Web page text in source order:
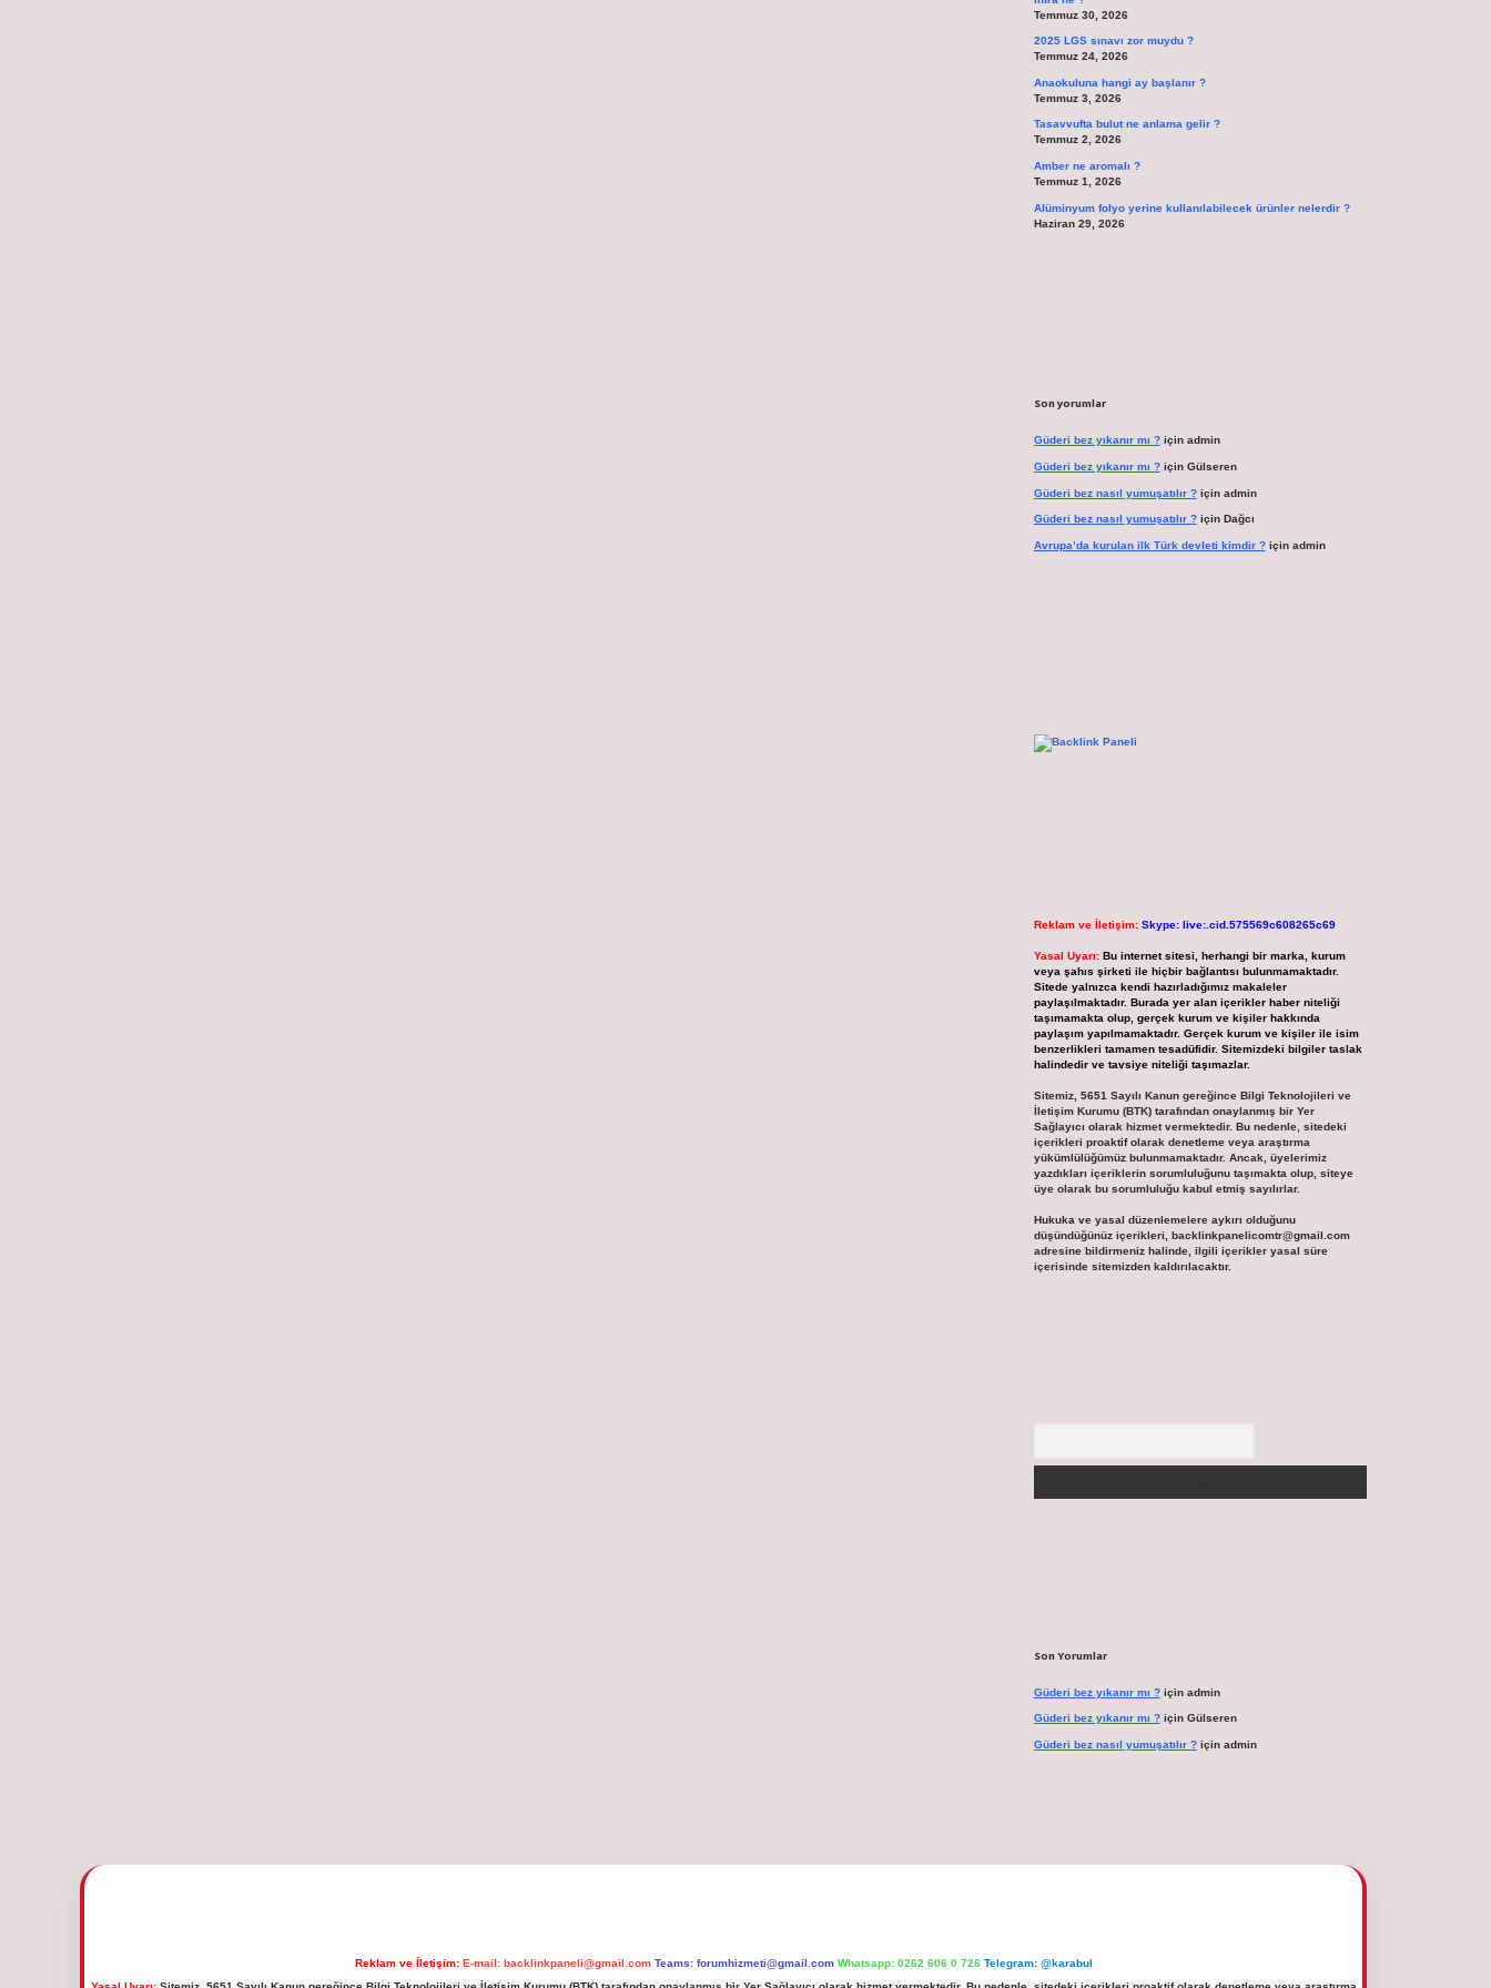
Temmuz 30, 2026
2025 LGS sınavı zor muydu ?
Temmuz 24, 2026
Anaokuluna hangi ay başlanır ?
Temmuz 3, 2026
Tasavvufta bulut ne anlama gelir ?
Temmuz 2, 2026
Amber ne aromalı ?
Temmuz 1, 2026
Alüminyum folyo yerine kullanılabilecek ürünler nelerdir ?
Haziran 29, 2026
Son yorumlar
Güderi bez yıkanır mı ?için admin
Güderi bez yıkanır mı ?için Gülseren
Güderi bez nasıl yumuşatılır ?için admin
Güderi bez nasıl yumuşatılır ?için Dağcı
Avrupa’da kurulan ilk Türk devleti kimdir ?için admin
Reklam ve İletişim: Skype: live:.cid.575569c608265c69
Yasal Uyarı: Bu internet sitesi, herhangi bir marka, kurum
veya şahıs şirketi ile hiçbir bağlantısı bulunmamaktadır.
Sitede yalnızca kendi hazırladığımız makaleler
paylaşılmaktadır. Burada yer alan içerikler haber niteliği
taşımamakta olup, gerçek kurum ve kişiler hakkında
paylaşım yapılmamaktadır. Gerçek kurum ve kişiler ile isim
benzerlikleri tamamen tesadüfidir. Sitemizdeki bilgiler taslak
halindedir ve tavsiye niteliği taşımazlar.
Sitemiz, 5651 Sayılı Kanun gereğince Bilgi Teknolojileri ve
İletişim Kurumu (BTK) tarafından onaylanmış bir Yer
Sağlayıcı olarak hizmet vermektedir. Bu nedenle, sitedeki
içerikleri proaktif olarak denetleme veya araştırma
yükümlülüğümüz bulunmamaktadır. Ancak, üyelerimiz
yazdıkları içeriklerin sorumluluğunu taşımakta olup, siteye
üye olarak bu sorumluluğu kabul etmiş sayılırlar.
Hukuka ve yasal düzenlemelere aykırı olduğunu
düşündüğünüz içerikleri, backlinkpanelicomtr@gmail.com
adresine bildirmeniz halinde, ilgili içerikler yasal süre
içerisinde sitemizden kaldırılacaktır.
Son Yorumlar
Güderi bez yıkanır mı ?için admin
Güderi bez yıkanır mı ?için Gülseren
Güderi bez nasıl yumuşatılır ?için admin
Reklam ve İletişim: E-mail: backlinkpaneli@gmail.com Teams: forumhizmeti@gmail.com Whatsapp: 0262 606 0 726 Telegram: @karabul